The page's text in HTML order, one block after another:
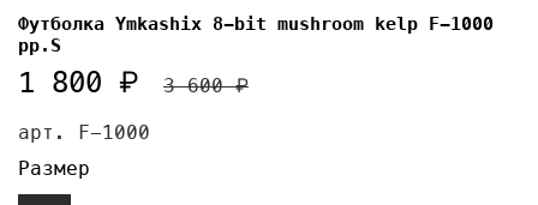
арт. F-1000
Футболка Ymkashix 8-bit mushroom kelp F-1000
pp.S
1 800 ₽ 3 600 ₽
Размер